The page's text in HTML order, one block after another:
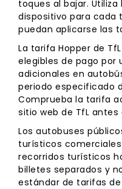
toques al bajar.
dispositivo para cada
puedan aplicarse las
La tarifa Hopper de
elegibles de pago por
adicionales en
periodo especificado
Comprueba la tarifa
sitio web de TfL antes
Los autobuses
turísticos
recorridos turísticos
billetes separados y
estándar de tarifas